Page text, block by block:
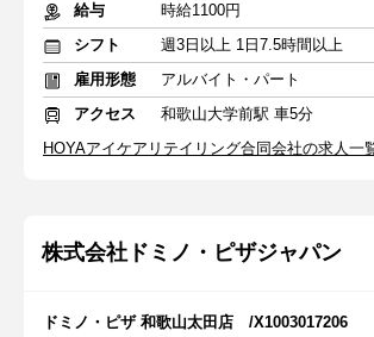
給与
時給1100円
シフト
週3日以上 1日7.5時間以上
雇用形態
アルバイト・パート
アクセス
和歌山大学前駅 車5分
HOYAアイケアリテイリング合同会社の求人一
株式会社ドミノ・ピザジャパン
ドミノ・ピザ 和歌山太田店 /X1003017206